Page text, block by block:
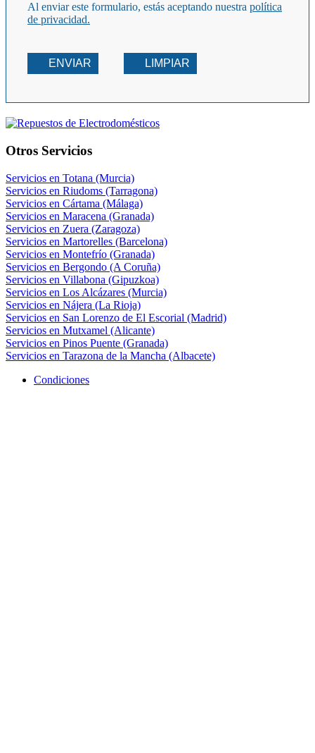
Al enviar este formulario, estás aceptando nuestra política
de privacidad.
ENVIAR LIMPIAR
Otros Servicios
Servicios en Totana (Murcia)
Servicios en Riudoms (Tarragona)
Servicios en Cártama (Málaga)
Servicios en Maracena (Granada)
Servicios en Zuera (Zaragoza)
Servicios en Martorelles (Barcelona)
Servicios en Montefrío (Granada)
Servicios en Bergondo (A Coruña)
Servicios en Villabona (Gipuzkoa)
Servicios en Los Alcázares (Murcia)
Servicios en Nájera (La Rioja)
Servicios en San Lorenzo de El Escorial (Madrid)
Servicios en Mutxamel (Alicante)
Servicios en Pinos Puente (Granada)
Servicios en Tarazona de la Mancha (Albacete)
Condiciones